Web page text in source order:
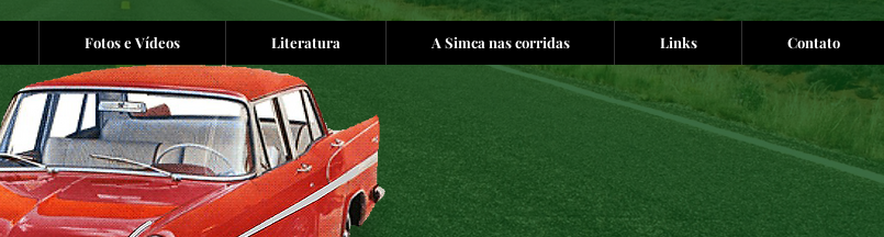
Fotos e Vídeos Literatura A Simca nas corridas Links Contato